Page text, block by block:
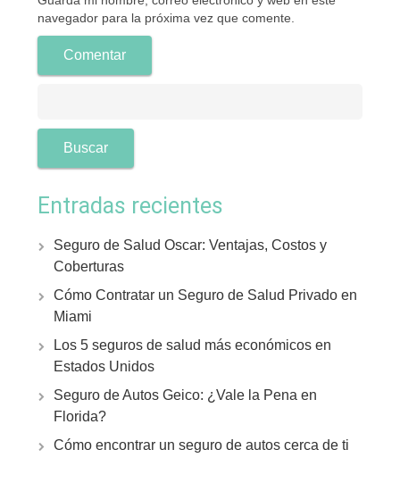
navegador para la próxima vez que comente.
Entradas recientes
Seguro de Salud Oscar: Ventajas, Costos y
Coberturas
Cómo Contratar un Seguro de Salud Privado en
Miami
Los 5 seguros de salud más económicos en
Estados Unidos
Seguro de Autos Geico: ¿Vale la Pena en
Florida?
Cómo encontrar un seguro de autos cerca de ti